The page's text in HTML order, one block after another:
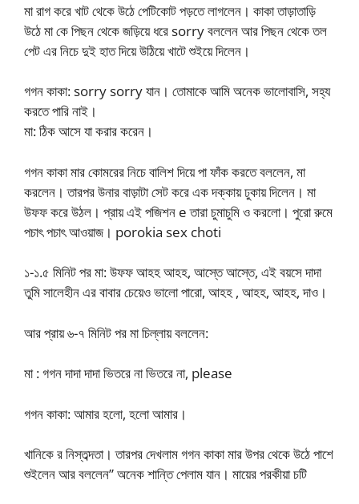
মা রাগ করে খাট থেকে উঠে পেটিকোট পড়তে লাগলেন। কাকা তাড়াতাড়ি
উঠে মা কে পিছন থেকে জড়িয়ে ধরে sorry বললেন আর পিছন থেকে তল
পেট এর নিচে দুই হাত দিয়ে উঠিয়ে খাটে শুইয়ে দিলেন।
গগন কাকা: sorry sorry যান। তোমাকে আমি অনেক ভালোবাসি, সহ্য
করতে পারি নাই।
মা: ঠিক আসে যা করার করেন।
গগন কাকা মার কোমরের নিচে বালিশ দিয়ে পা ফাঁক করতে বললেন, মা
করলেন। তারপর উনার বাড়াটা সেট করে এক দক্কায় ঢুকায় দিলেন। মা
উফফ করে উঠল। প্রায় এই পজিশন e তারা চুমাচুমি ও করলো। পুরো রুমে
পচাৎ পচাৎ আওয়াজ। porokia sex choti
১-১.৫ মিনিট পর মা: উফফ আহহ আহহ, আস্তে আস্তে, এই বয়সে দাদা
তুমি সালেহীন এর বাবার চেয়েও ভালো পারো, আহহ , আহহ, আহহ, দাও।
আর প্রায় ৬-৭ মিনিট পর মা চিল্লায় বললেন:
মা : গগন দাদা দাদা ভিতরে না ভিতরে না, please
গগন কাকা: আমার হলো, হলো আমার।
খানিকে র নিস্তব্দতা। তারপর দেখলাম গগন কাকা মার উপর থেকে উঠে পাশে
শুইলেন আর বললেন” অনেক শান্তি পেলাম যান। মায়ের পরকীয়া চটি